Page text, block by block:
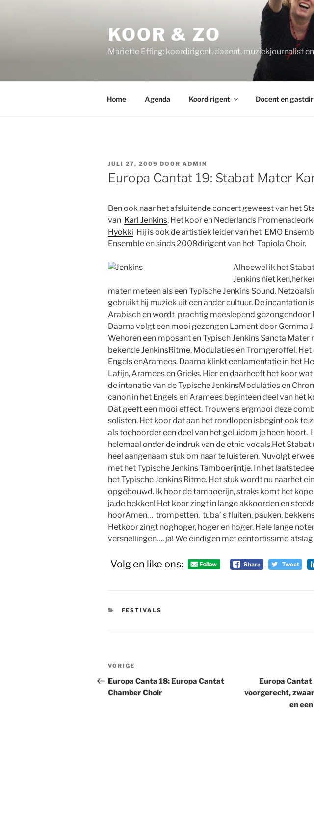
KOOR & ZO
Mariette Effing: koordirigent, docent, muziekjournalist
Home Agenda Koordirigent Docent en
GEPLAATST
OP
JULI 27, 2009 DOOR ADMIN
Europa Cantat 19: Stabat Mater
Ben ook naar het afsluitende concert geweest van het
van Karl Jenkins. Het koor en Nederlands
Hyokki Hij is ook de artistiek leider van het EMO
Ensemble en sinds 2008dirigent van het Tapiola Choir.
Alhoewel ik het
Jenkins niet
maten meteen als een Typische Jenkins Sound.
gebruikt hij muziek uit een ander cultuur. De incantation
Arabisch en wordt prachtig meeslepend gezongendoor
Daarna volgt een mooi gezongen Lament door Gemma
Wehoren eenimposant en Typisch Jenkins Sancta Mater
bekende JenkinsRitme, Modulaties en Tromgeroffel. Het
Engels enAramees. Daarna klinkt eenlamentatie in het
Latijn, Aramees en Grieks. Hier en daarheeft het koor
de intonatie van de Typische JenkinsModulaties en
canon in het Engels en Aramees beginteen deel van het
Dat geeft een mooi effect. Trouwens ergmooi deze
solisten. Het koor dat aan het rondlopen isbegint ook te
als toehoorder een deel van het geluidom je heen hoort.
helemaal onder de indruk van de etnic vocals.Het Stabat
heel aangenaam stuk om naar te luisteren. Nuvolgt
met het Typische Jenkins Tamboerijntje. In het
het Typische Jenkins Ritme. Het stuk wordt nu naarhet
opgebouwd. Ik hoor de tamboerijn, straks komt het
ja,de bekken! Het koor zingt in lange akkoorden en
hoorAmen… trompetten, tuba’ s fluiten, pauken,
Hetkoor zingt noghoger, hoger en hoger. Hele lange
versnellingen…. ja! We eindigen met eenfortissimo afslag!
Volg en like ons:
CATEGORIEËN
FESTIVALS
Bericht
navigatie
Vorig
bericht
VORIGE
Europa Canta 18: Europa Cantat
Chamber Choir
Europa Cantat
voorgerecht,
en